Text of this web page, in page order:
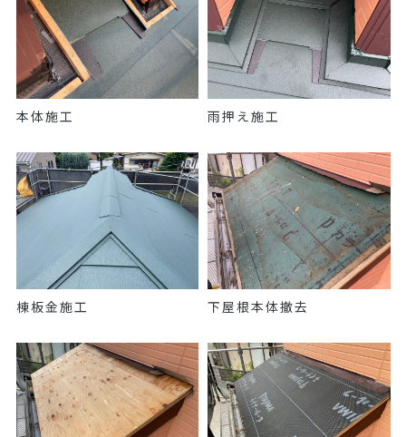
本体施工 雨押え施工
棟板金施工 下屋根本体撤去